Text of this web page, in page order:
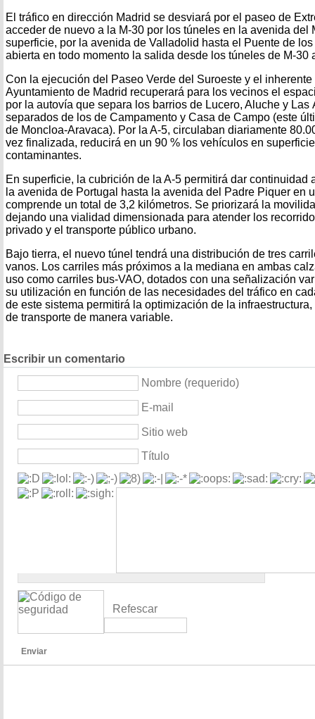
El tráfico en dirección Madrid se desviará por el paseo de
acceder de nuevo a la M-30 por los túneles en la avenida del
superficie, por la avenida de Valladolid hasta el Puente de
abierta en todo momento la salida desde los túneles de M-30
Con la ejecución del Paseo Verde del Suroeste y el
Ayuntamiento de Madrid recuperará para los vecinos el
por la autovía que separa los barrios de Lucero, Aluche y Las
separados de los de Campamento y Casa de Campo (este
de Moncloa-Aravaca). Por la A-5, circulaban diariamente
vez finalizada, reducirá en un 90 % los vehículos en
contaminantes.
En superficie, la cubrición de la A-5 permitirá dar continuidad
la avenida de Portugal hasta la avenida del Padre Piquer en
comprende un total de 3,2 kilómetros. Se priorizará la
dejando una vialidad dimensionada para atender los
privado y el transporte público urbano.
Bajo tierra, el nuevo túnel tendrá una distribución de tres
vanos. Los carriles más próximos a la mediana en ambas
uso como carriles bus-VAO, dotados con una señalización
su utilización en función de las necesidades del tráfico en
de este sistema permitirá la optimización de la
de transporte de manera variable.
Escribir un comentario
Nombre (requerido)
E-mail
Sitio web
Título
Refescar
Enviar